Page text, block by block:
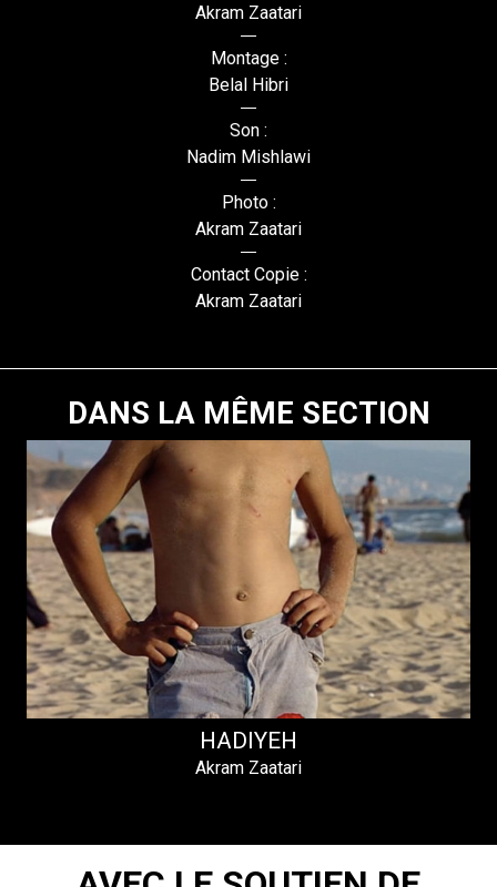
Akram Zaatari
Montage :
Belal Hibri
Son :
Nadim Mishlawi
Photo :
Akram Zaatari
Contact Copie :
Akram Zaatari
DANS LA MÊME SECTION
HADIYEH
Akram Zaatari